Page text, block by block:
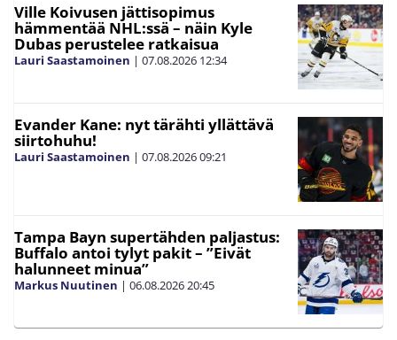
Ville Koivusen jättisopimus
hämmentää NHL:ssä – näin Kyle
Dubas perustelee ratkaisua
Lauri Saastamoinen | 07.08.2026 12:34
Evander Kane: nyt tärähti yllättävä
siirtohuhu!
Lauri Saastamoinen | 07.08.202609:21
Tampa Bayn supertähden paljastus:
Buffalo antoi tylyt pakit – ”Eivät
halunneet minua”
Markus Nuutinen | 06.08.2026 20:45